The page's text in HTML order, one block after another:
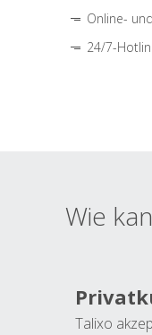
Online-
24/7-
Wie
Talixo